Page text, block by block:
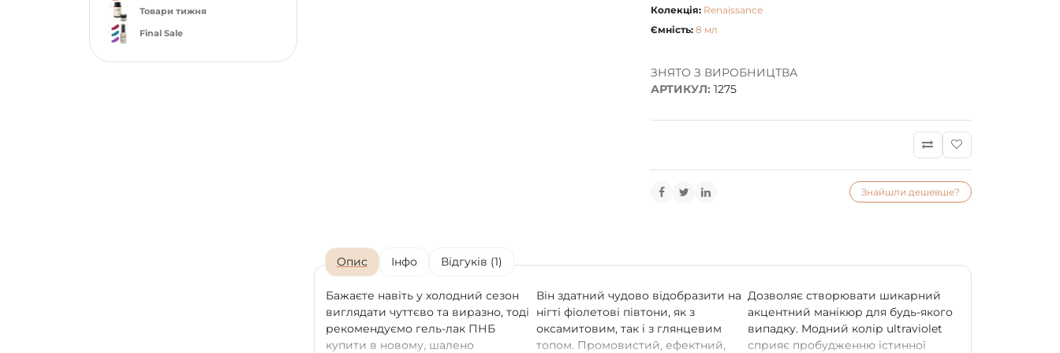
Товари тижня
Final Sale
Колекція: Renaissance
Ємність: 8 мл
ЗНЯТО З ВИРОБНИЦТВА
АРТИКУЛ: 1275
Знайшли дешевше?
Опис Інфо Відгуків (1)
Бажаєте навіть у холодний сезон
виглядати чуттєво та виразно, тоді
рекомендуємо гель-лак ПНБ
купити в новому, шалено
Він здатний чудово відобразити на
нігті фіолетові півтони, як з
оксамитовим, так і з глянцевим
топом. Промовистий, ефектний,
Дозволяє створювати шикарний
акцентний манікюр для будь-якого
випадку. Модний колір ultraviolet
сприяє пробудженню істинної